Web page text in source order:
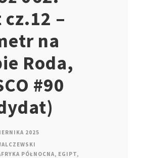
–
na
Roda,
#90
2025
PÓŁNOCNA, EGIPT,